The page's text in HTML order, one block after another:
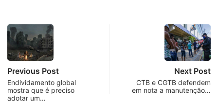
Previous Post
Endividamento global
mostra que é preciso
adotar um…
Next Post
CTB e CGTB defendem
em nota a manutenção…